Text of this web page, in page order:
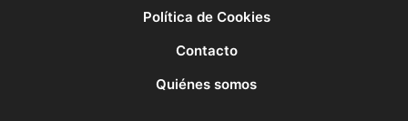
Política de Cookies
Contacto
Quiénes somos